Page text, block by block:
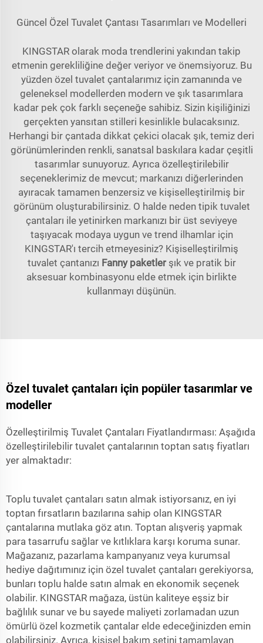
Güncel Özel Tuvalet Çantası Tasarımları ve Modelleri
KINGSTAR olarak moda trendlerini yakından takip
etmenin gerekliliğine değer veriyor ve önemsiyoruz. Bu
yüzden özel tuvalet çantalarımız için zamanında ve
geleneksel modellerden modern ve şık tasarımlara
kadar pek çok farklı seçeneğe sahibiz. Sizin kişiliğinizi
gerçekten yansıtan stilleri kesinlikle bulacaksınız.
Herhangi bir çantada dikkat çekici olacak şık, temiz deri
görünümlerinden renkli, sanatsal baskılara kadar çeşitli
tasarımlar sunuyoruz. Ayrıca özelleştirilebilir
seçeneklerimiz de mevcut; markanızı diğerlerinden
ayıracak tamamen benzersiz ve kişiselleştirilmiş bir
görünüm oluşturabilirsiniz. O halde neden tipik tuvalet
çantaları ile yetinirken markanızı bir üst seviyeye
taşıyacak modaya uygun ve trend ilhamlar için
KINGSTAR'ı tercih etmeyesiniz? Kişiselleştirilmiş
tuvalet çantanızı Fanny paketler şık ve pratik bir
aksesuar kombinasyonu elde etmek için birlikte
kullanmayı düşünün.
Özel tuvalet çantaları için popüler tasarımlar ve
modeller
Özelleştirilmiş Tuvalet Çantaları Fiyatlandırması: Aşağıda
özelleştirilebilir tuvalet çantalarının toptan satış fiyatları
yer almaktadır:
Toplu tuvalet çantaları satın almak istiyorsanız, en iyi
toptan fırsatların bazılarına sahip olan KINGSTAR
çantalarına mutlaka göz atın. Toptan alışveriş yapmak
para tasarrufu sağlar ve kıtlıklara karşı koruma sunar.
Mağazanız, pazarlama kampanyanız veya kurumsal
hediye dağıtımınız için özel tuvalet çantaları gerekiyorsa,
bunları toplu halde satın almak en ekonomik seçenek
olabilir. KINGSTAR mağaza, üstün kaliteye eşsiz bir
bağlılık sunar ve bu sayede maliyeti zorlamadan uzun
ömürlü özel kozmetik çantalar elde edeceğinizden emin
olabilirsiniz. Ayrıca, kişisel bakım setini tamamlayan